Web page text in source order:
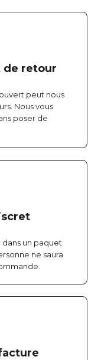
de retour
peut nous
Nous vous
poser de
un paquet
ne saura